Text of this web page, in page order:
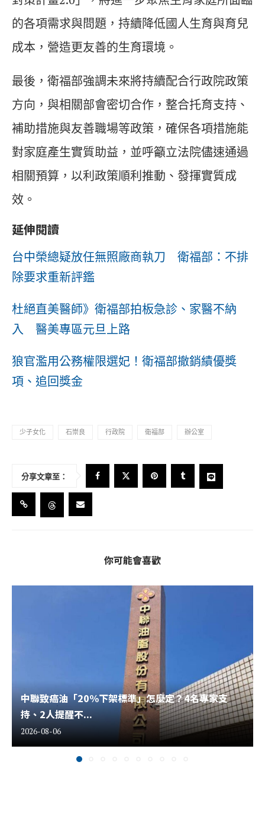
的各項需求與問題，持續降低國人生育與育兒
成本，營造更友善的生育環境。
最後，衛福部強調未來將持續配合行政院政策
方向，與相關部會密切合作，整合托育支持、
補助措施與友善職場等政策，確保各項措施能
對家庭產生實質助益，並呼籲立法院儘速通過
相關預算，以利政策順利推動、發揮實質成
效。
延伸閱讀
台中榮總疑放任無照廠商執刀 衛福部：不排
除要求重新評鑑
杜絕直美醫師》衛福部拍板急診、家醫不納
入 醫美專區元旦上路
狼官濫用公務權限選妃！衛福部撤銷績優獎
項、追回獎金
少子女化 石崇良 行政院 衛福部 辦公室
分享文章至：
你可能會喜歡
中聯致癌油「20%下架標準」怎麼定？4名專家支
持、2人提醒不...
2026-08-06